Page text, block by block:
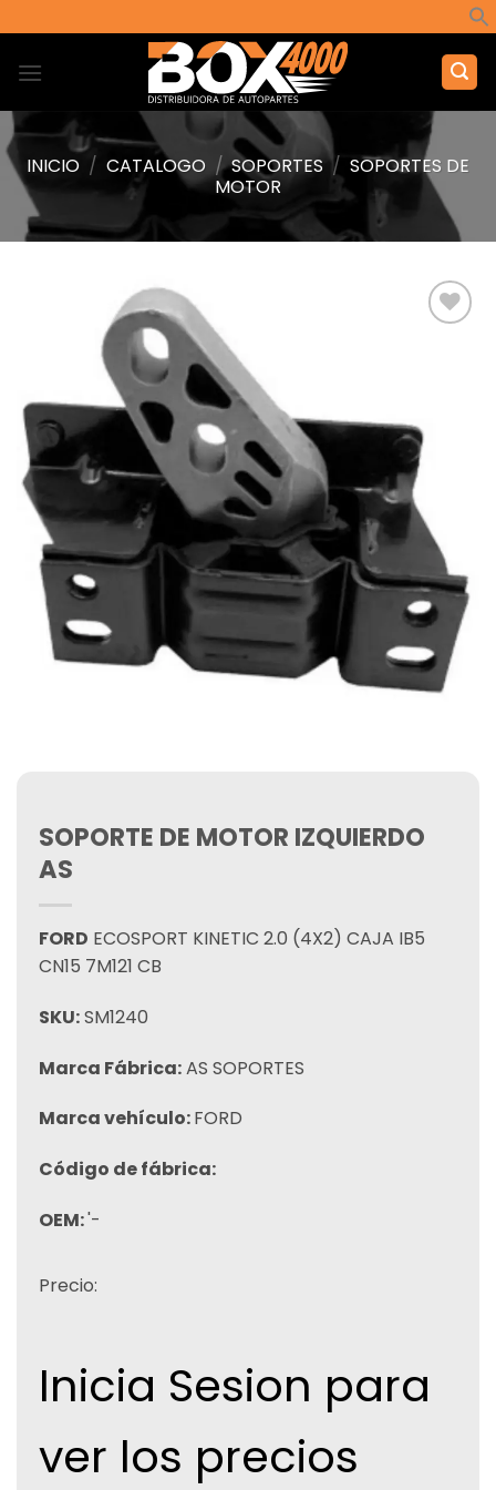
al
contenido
INICIO / CATALOGO / SOPORTES / SOPORTES DE
MOTOR
SOPORTE DE MOTOR IZQUIERDO
AS
FORD ECOSPORT KINETIC 2.0 (4X2) CAJA IB5
CN15 7M121 CB
SKU:SM1240
Marca Fábrica:AS SOPORTES
Marca vehículo:FORD
Código de fábrica:
OEM:'-
Precio:
Inicia Sesion para
ver los precios